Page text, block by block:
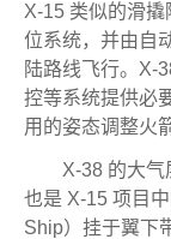
X-15 类似的滑
位系统，并由自
陆路线飞行。X-
控等系统提供必
用的姿态调整火
X-38 的大气层
也是 X-15 项目
Ship）挂于翼下